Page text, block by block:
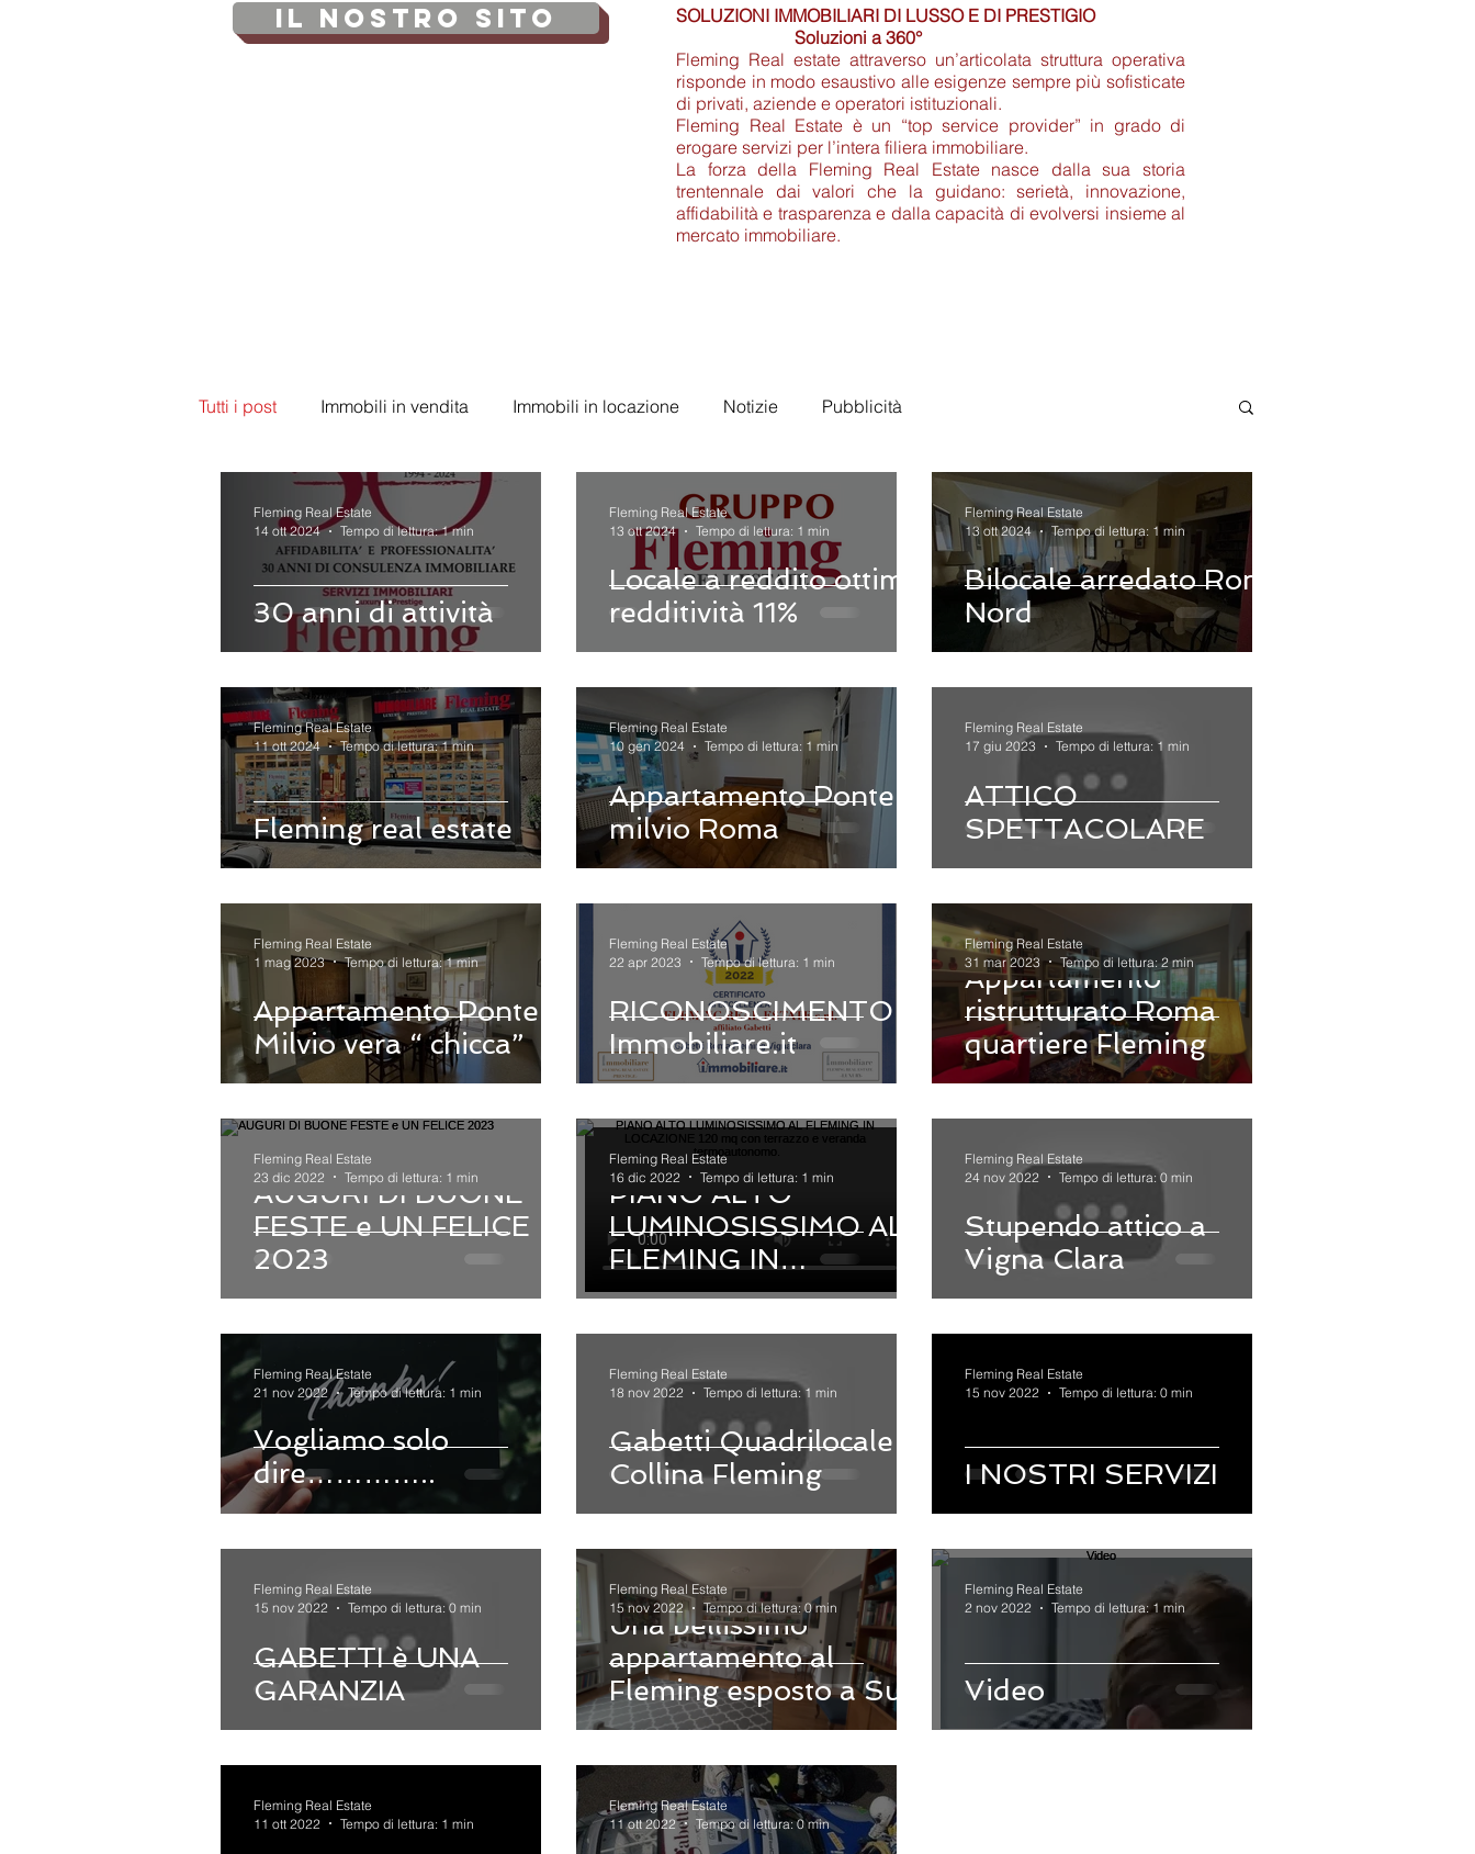
Il Nostro SITO
SOLUZIONI IMMOBILIARI DI LUSSO E DI PRESTIGIO
Soluzioni a 360°
Fleming Real estate attraverso un’articolata struttura operativa
risponde in modo esaustivo alle esigenze sempre più sofisticate
di privati, aziende e operatori istituzionali.
Fleming Real Estate è un “top service provider” in grado di
erogare servizi per l’intera filiera immobiliare.
La forza della Fleming Real Estate nasce dalla sua storia
trentennale dai valori che la guidano: serietà, innovazione,
affidabilità e trasparenza e dalla capacità di evolversi insieme al
mercato immobiliare.
Tutti i post Immobili in vendita Immobili in locazione Notizie Pubblicità
30 anni di attività
Fleming Real Estate
14 ott 2024
Tempo di lettura: 1 min
Locale a reddito ottima
redditività 11%
Fleming Real Estate
13 ott 2024
Tempo di lettura: 1 min
Bilocale arredato Roma
Nord
Fleming Real Estate
13 ott 2024
Tempo di lettura: 1 min
Fleming real estate
Fleming Real Estate
11 ott 2024
Tempo di lettura: 1 min
Appartamento Ponte
milvio Roma
Fleming Real Estate
10 gen 2024
Tempo di lettura: 1 min
ATTICO
SPETTACOLARE
Fleming Real Estate
17 giu 2023
Tempo di lettura: 1 min
Appartamento Ponte
Milvio vera “ chicca”
Fleming Real Estate
1 mag 2023
Tempo di lettura: 1 min
RICONOSCIMENTO di
Immobiliare.it
Fleming Real Estate
22 apr 2023
Tempo di lettura: 1 min
Appartamento
ristrutturato Roma
quartiere Fleming
Fleming Real Estate
31 mar 2023
Tempo di lettura: 2 min
AUGURI DI BUONE
FESTE e UN FELICE
2023
Fleming Real Estate
23 dic 2022
Tempo di lettura: 1 min
PIANO ALTO
LUMINOSISSIMO AL
FLEMING IN
LOCAZIONE 120 mq
con terrazzo e veranda
Fleming Real Estate
16 dic 2022
Tempo di lettura: 1 min
Stupendo attico a
Vigna Clara
Fleming Real Estate
24 nov 2022
Tempo di lettura: 0 min
Vogliamo solo
dire…………..
Fleming Real Estate
21 nov 2022
Tempo di lettura: 1 min
Gabetti Quadrilocale
Collina Fleming
Fleming Real Estate
18 nov 2022
Tempo di lettura: 1 min
I NOSTRI SERVIZI
Fleming Real Estate
15 nov 2022
Tempo di lettura: 0 min
GABETTI è UNA
GARANZIA
Fleming Real Estate
15 nov 2022
Tempo di lettura: 0 min
Una bellissimo
appartamento al
Fleming esposto a Sud
Fleming Real Estate
15 nov 2022
Tempo di lettura: 0 min
Video
Fleming Real Estate
2 nov 2022
Tempo di lettura: 1 min
Fleming Real Estate
11 ott 2022
Tempo di lettura: 1 min
Fleming Real Estate
11 ott 2022
Tempo di lettura: 0 min